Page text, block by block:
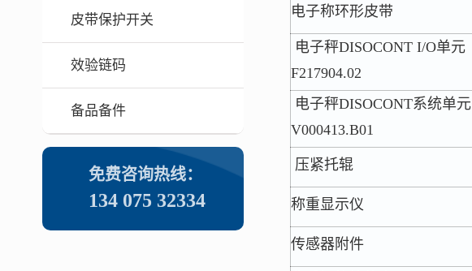
皮带保护开关
效验链码
备品备件
免费咨询热线：
134 075 32334
电子称环形皮带
电子秤DISOCONT I/O单元
F217904.02
电子秤DISOCONT系统单元
V000413.B01
压紧托辊
称重显示仪
传感器附件